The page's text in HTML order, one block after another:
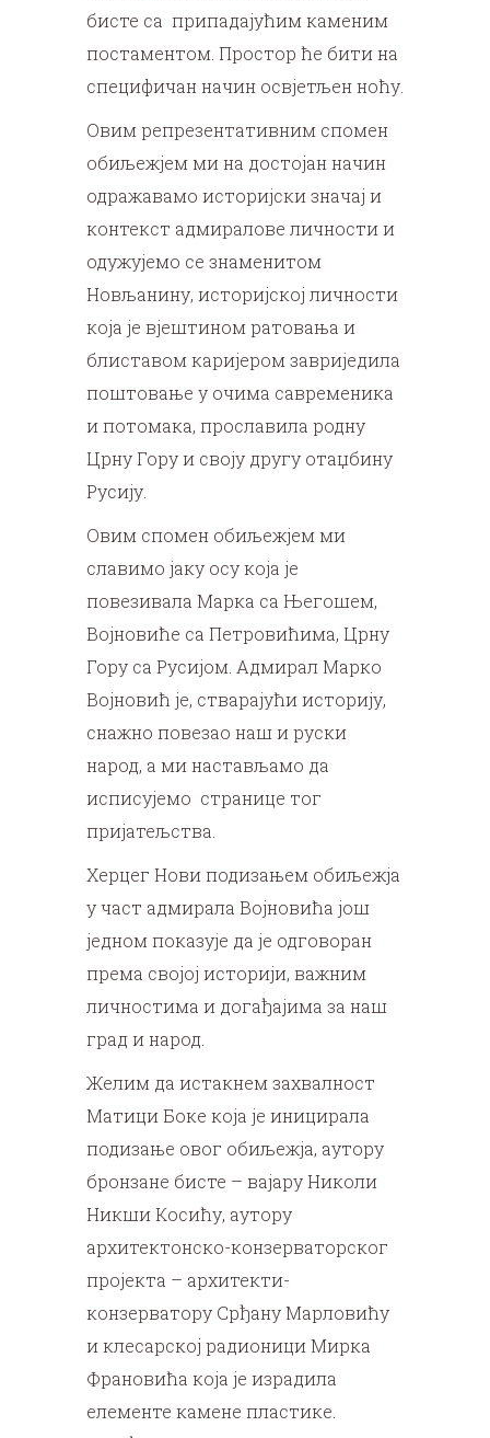
бисте са припадајућим каменим
постаментом. Простор ће бити на
специфичан начин освјетљен ноћу.
Овим репрезентативним спомен
обиљежјем ми на достојан начин
одражавамо историјски значај и
контекст адмиралове личности и
одужујемо се знаменитом
Новљанину, историјској личности
која је вјештином ратовања и
блиставом каријером завриједила
поштовање у очима савременика
и потомака, прославила родну
Црну Гору и своју другу отаџбину
Русију.
Овим спомен обиљежјем ми
славимо јаку осу која је
повезивала Марка са Његошем,
Војновиће са Петровићима, Црну
Гору са Русијом. Адмирал Марко
Војновић је, стварајући историју,
снажно повезао наш и руски
народ, а ми настављамо да
исписујемо странице тог
пријатељства.
Херцег Нови подизањем обиљежја
у част адмирала Војновића још
једном показује да је одговоран
према својој историји, важним
личностима и догађајима за наш
град и народ.
Желим да истакнем захвалност
Матици Боке која је иницирала
подизање овог обиљежја, аутору
бронзане бисте – вајару Николи
Никши Косићу, аутору
архитектонско-конзерваторског
пројекта – архитекти-
конзерватору Срђану Марловићу
и клесарској радионици Мирка
Франовића која је израдила
елементе камене пластике.